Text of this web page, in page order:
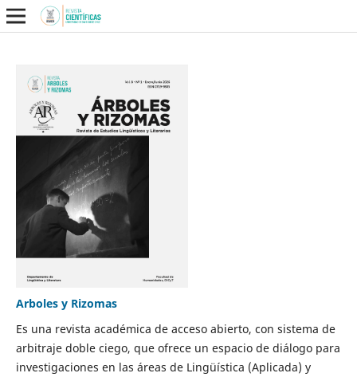
Arboles y Rizomas
Es una revista académica de acceso abierto, con sistema de
arbitraje doble ciego, que ofrece un espacio de diálogo para
investigaciones en las áreas de Lingüística (Aplicada) y